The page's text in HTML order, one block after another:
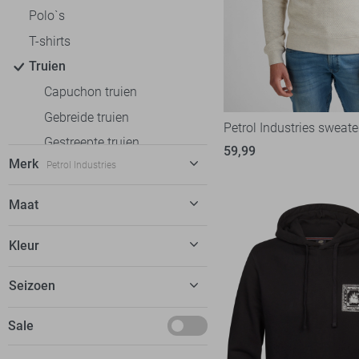
Polo`s
T-shirts
Truien
Capuchon truien
Gebreide truien
Gestreepte truien
Ronde hals truien
Vesten
Merk Petrol Industries
Antony Morato 10
Calvin Klein
Gabbiano
Maat
M
XL
Kleur
Beige
Seizoen
Basics
Sale
Petrol Industries
59,99